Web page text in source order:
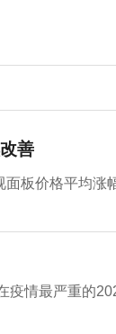
善
板价格平均涨
情最严重的